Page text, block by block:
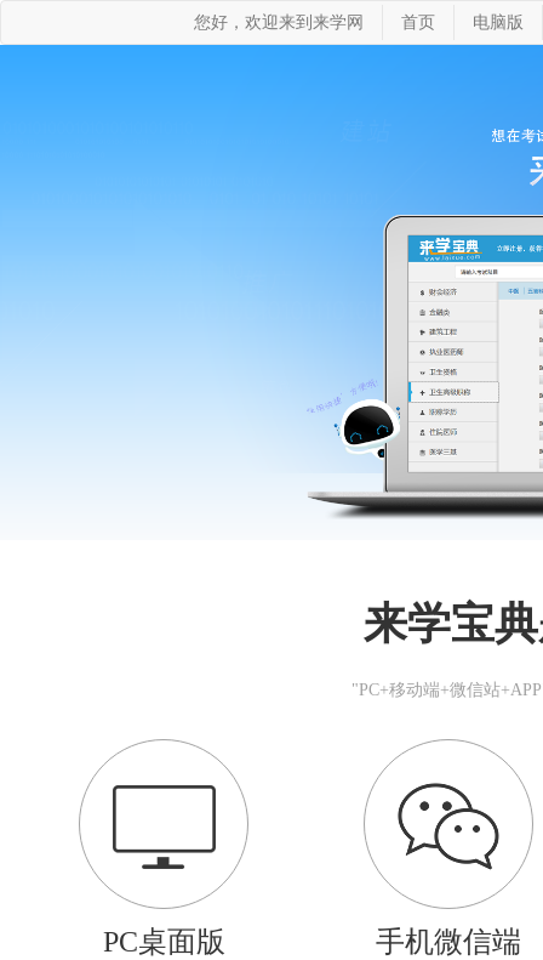
您好，欢迎来到来学网 首页 电脑版
来学宝
"PC+移动端+微信站
PC桌面版 手机微信端